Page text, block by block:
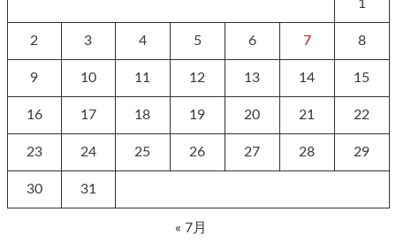
1
2 3 4 5 6 7 8
9 10 11 12 13 14 15
16 17 18 19 20 21 22
23 24 25 26 27 28 29
30 31
« 7月